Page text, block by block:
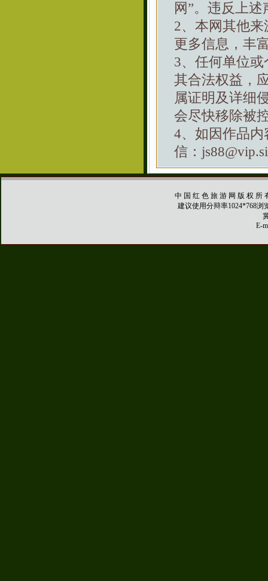
网”。违反上
2、本网其他
更多信息，丰
3、任何单位
其合法权益，
属证明及详细
会尽快移除被
4、如因作品
信：
中 国 红 色 旅 游 网 版 权 所
建议使用分辩率1024*768浏
E-